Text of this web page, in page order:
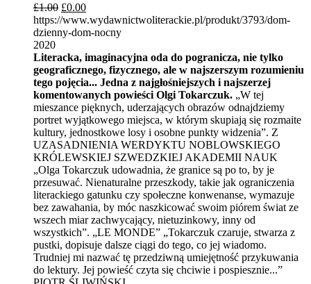
£1.00 £0.00
https://www.wydawnictwoliterackie.pl/produkt/3793/dom-
dzienny-dom-nocny
2020
Literacka, imaginacyjna oda do pogranicza, nie tylko
geograficznego, fizycznego, ale w najszerszym rozumieniu
tego pojęcia... Jedna z najgłośniejszych i najszerzej
komentowanych powieści Olgi Tokarczuk. „W tej
mieszance pięknych, uderzających obrazów odnajdziemy
portret wyjątkowego miejsca, w którym skupiają się rozmaite
kultury, jednostkowe losy i osobne punkty widzenia”. Z
UZASADNIENIA WERDYKTU NOBLOWSKIEGO
KRÓLEWSKIEJ SZWEDZKIEJ AKADEMII NAUK
„Olga Tokarczuk udowadnia, że granice są po to, by je
przesuwać. Nienaturalne przeszkody, takie jak ograniczenia
literackiego gatunku czy społeczne konwenanse, wymazuje
bez zawahania, by móc naszkicować swoim piórem świat ze
wszech miar zachwycający, nietuzinkowy, inny od
wszystkich”. „LE MONDE” „Tokarczuk czaruje, stwarza z
pustki, dopisuje dalsze ciągi do tego, co jej wiadomo.
Trudniej mi nazwać tę przedziwną umiejętność przykuwania
do lektury. Jej powieść czyta się chciwie i pospiesznie...”